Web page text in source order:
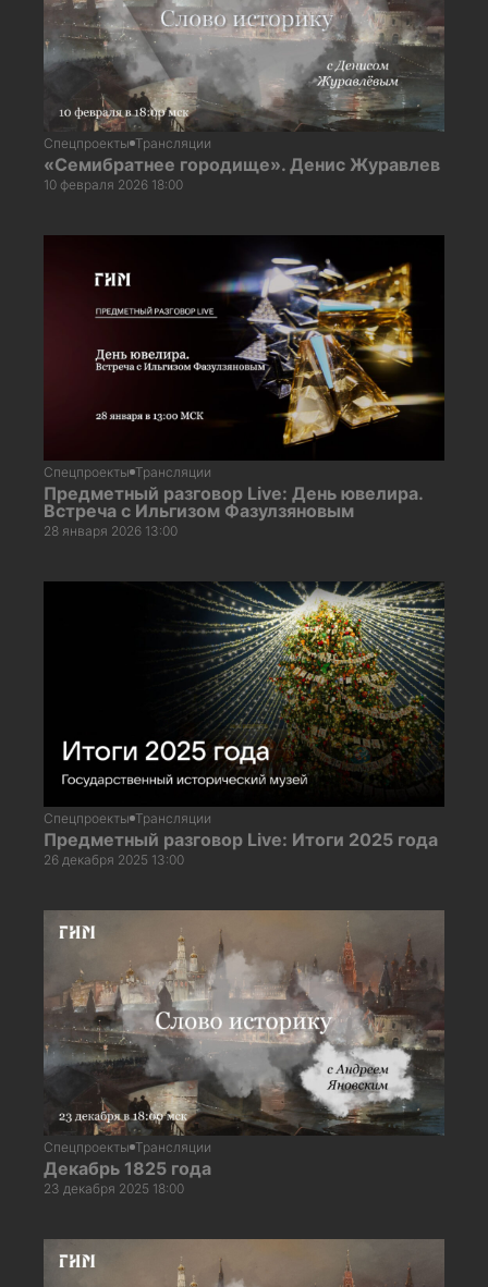
Спецпроекты Трансляции
«Семибратнее городище». Денис Журавлев
10 февраля 2026 18:00
Спецпроекты Трансляции
Предметный разговор Live: День ювелира.
Встреча с Ильгизом Фазулзяновым
28 января 2026 13:00
Спецпроекты Трансляции
Предметный разговор Live: Итоги 2025 года
26 декабря 2025 13:00
Спецпроекты Трансляции
Декабрь 1825 года
23 декабря 2025 18:00